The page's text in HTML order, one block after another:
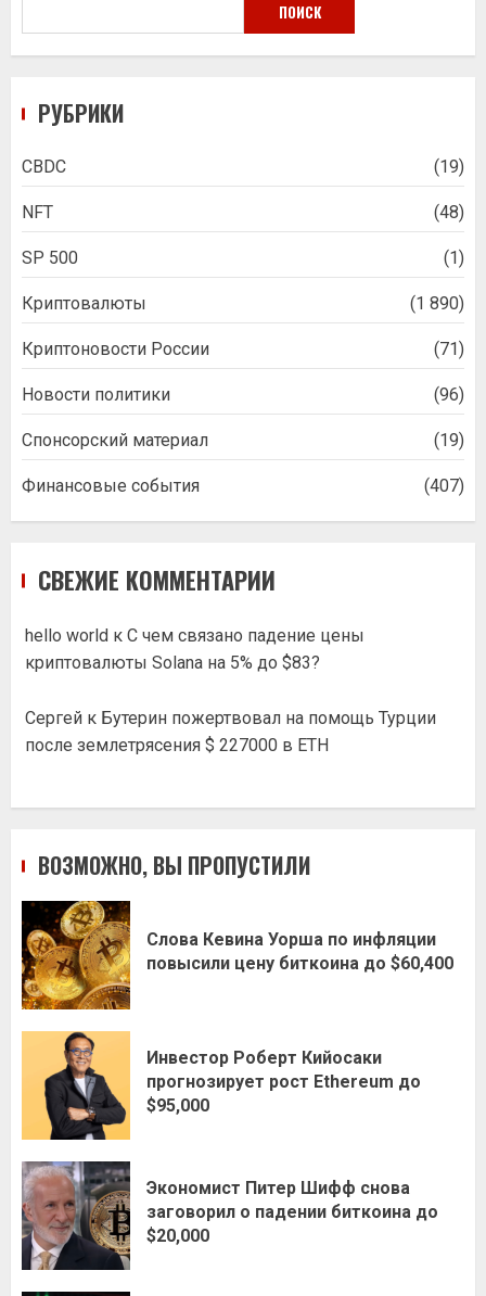
ПОИСК
РУБРИКИ
CBDC (19)
NFT (48)
SP 500 (1)
Криптовалюты (1 890)
Криптоновости России (71)
Новости политики (96)
Спонсорский материал (19)
Финансовые события (407)
СВЕЖИЕ КОММЕНТАРИИ
hello world к С чем связано падение цены
криптовалюты Solana на 5% до $83?
Сергей к Бутерин пожертвовал на помощь Турции
после землетрясения $ 227000 в ETH
ВОЗМОЖНО, ВЫ ПРОПУСТИЛИ
Слова Кевина Уорша по инфляции
повысили цену биткоина до $60,400
Инвестор Роберт Кийосаки
прогнозирует рост Ethereum до
$95,000
Экономист Питер Шифф снова
заговорил о падении биткоина до
$20,000